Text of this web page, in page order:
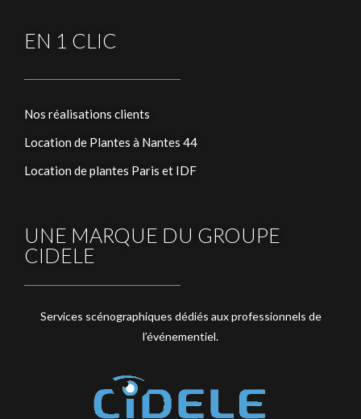
EN 1 CLIC
Nos réalisations clients
Location de Plantes à Nantes 44
Location de plantes Paris et IDF
UNE MARQUE DU GROUPE
CIDELE
Services scénographiques dédiés aux professionnels de
l’événementiel.